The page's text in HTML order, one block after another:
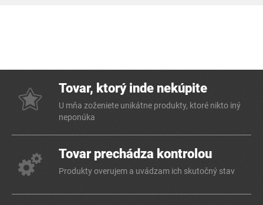
Tovar, ktorý inde nekúpite
U mňa zoženiete unikátne produkty, ktoré nikto iný
neponúka
Tovar prechádza kontrolou
Produkty overujem a uvádzam ich skutočný stav